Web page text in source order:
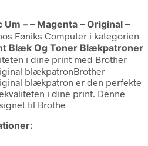
– – Magenta – Original –
Føniks Computer i kategorien
Blæk Og Toner Blækpatroner
i dine print med Brother
blækpatronBrother
blækpatron er den perfekte
i dine print. Denne
til Brothe